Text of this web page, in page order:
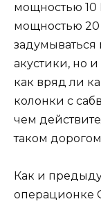
мощностью 10
мощностью 20
акустики, но и
как вряд ли
колонки с
чем
таком
Как и
операционке